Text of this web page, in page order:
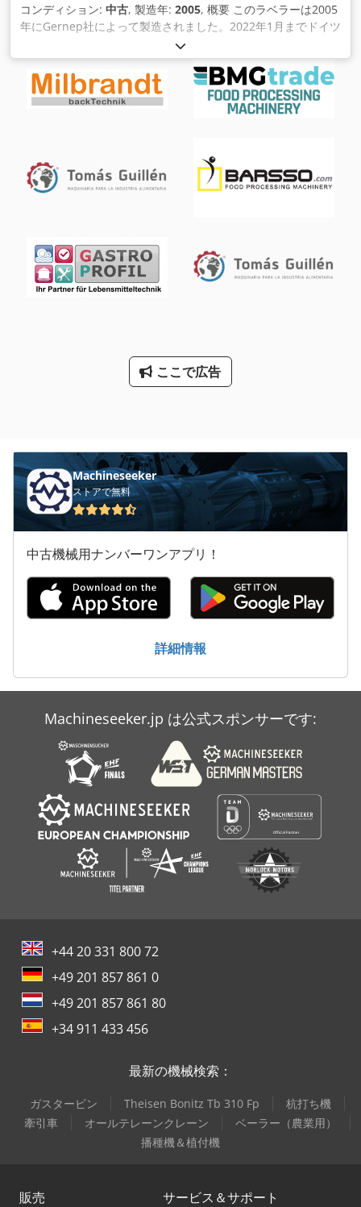
コンディション: 中古, 製造年: 2005, 概要 このラベラーは2005
年にGernep社によって製造されました。2022年1月までドイツ
のフルーツジュース会社で稼働していました 。この会社では、
年間約100日のシングルシフト運転でのみ使用されていたた
め、機械の状態は非常に良好です。技術データ容量: 1Lボトル
用毎時6,000本 凝集体数: 2 付属品: 1.0 l VdFガラス瓶用フォー
マット、0.7 l VdF、0.2 lガラス瓶用クロップネック 各種スペア
ここで広告
Machineseeker
ストアで無料
中古機械用ナンバーワンアプリ！
詳細情報
Machineseeker.jp は公式スポンサーです:
+44 20 331 800 72
+49 201 857 861 0
+49 201 857 861 80
+34 911 433 456
最新の機械検索：
ガスタービン Theisen Bonitz Tb 310 Fp
杭打ち機
牽引車
オールテレーンクレーン
ベーラー（農業用）
播種機＆植付機
販売 サービス＆サポート